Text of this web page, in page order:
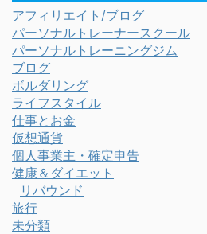
アフィリエイト/ブログ
パーソナルトレーナースクール
パーソナルトレーニングジム
ブログ
ボルダリング
ライフスタイル
仕事とお金
仮想通貨
個人事業主・確定申告
健康＆ダイエット
リバウンド
旅行
未分類